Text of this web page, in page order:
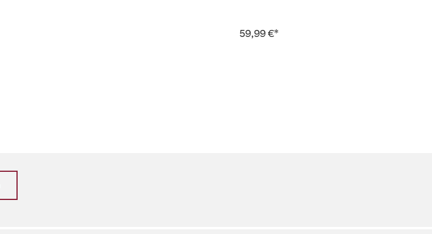
59,99 €*